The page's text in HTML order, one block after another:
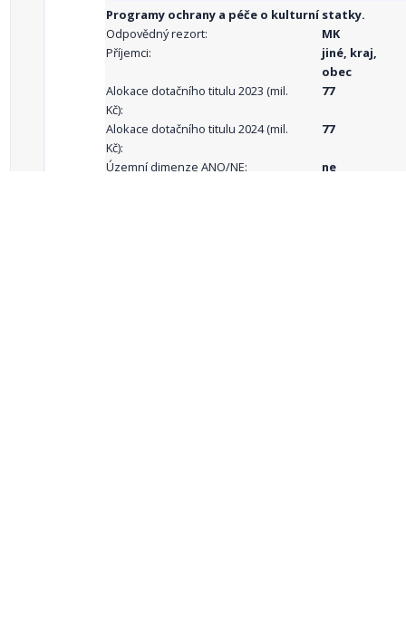
Programy ochrany a péče o kulturní statky.
Odpovědný rezort:
MK
Příjemci:
jiné, kraj,
obec
Alokace dotačního titulu 2023 (mil.
Kč):
77
Alokace dotačního titulu 2024 (mil.
Kč):
77
Územní dimenze ANO/NE:
ne